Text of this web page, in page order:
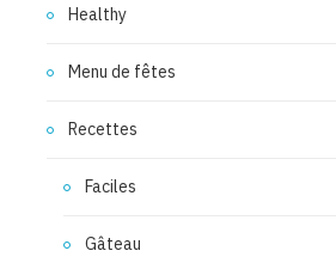
Healthy
Menu de fêtes
Recettes
Faciles
Gâteau